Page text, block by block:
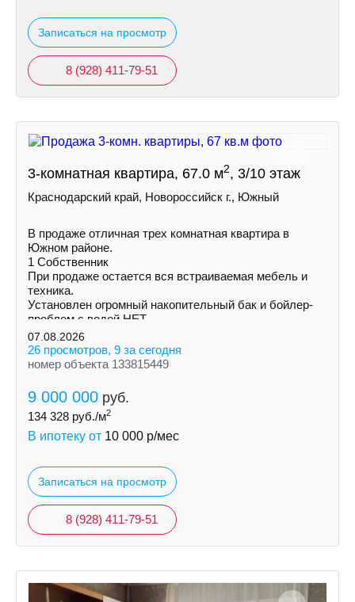
Записаться на просмотр
8 (928) 411-79-51
3-комнатная квартира, 67.0 м2, 3/10 этаж
Краснодарский край, Новороссийск г., Южный
В продаже отличная трех комнатная квартира в
Южном районе.
1 Собственник
При продаже остается вся встраиваемая мебель и
техника.
Установлен огромный накопительный бак и бойлер-
проблем с водой НЕТ.
Увеличена площадь кухни и одной из комнат за счет
балконов.
07.08.2026
26 просмотров, 9 за сегодня
номер объекта 133815449
9 000 000 руб.
134 328 руб./м2
В ипотеку от 10 000 р/мес
Записаться на просмотр
8 (928) 411-79-51